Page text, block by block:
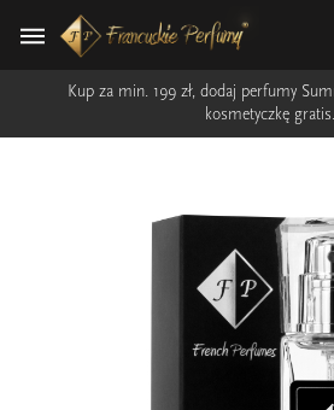
Kup za min. 199 zł, dodaj perfumy
kosmetyczkę gratis.